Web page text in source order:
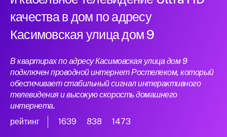
качества в дом по адресу
Касимовская улица дом 9
В квартирах по адресу Касимовская улица дом 9
подключен проводной интернет Ростелеком, который
обеспечивает стабильный сигнал интерактивного
телевидения и высокую скорость домашнего
интернета.
рейтинг
1639 838 1473